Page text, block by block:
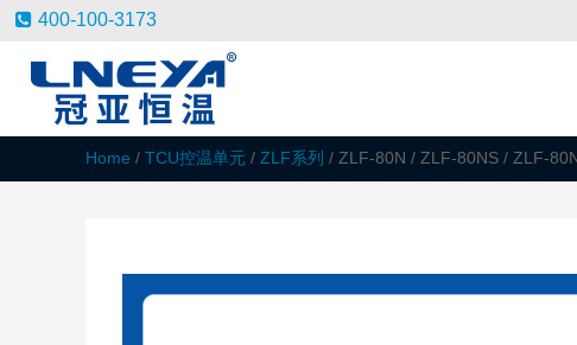
400-100-3173
Home / TCU控温单元 / ZLF系列 / ZLF-80N / ZLF-80NS / ZLF-